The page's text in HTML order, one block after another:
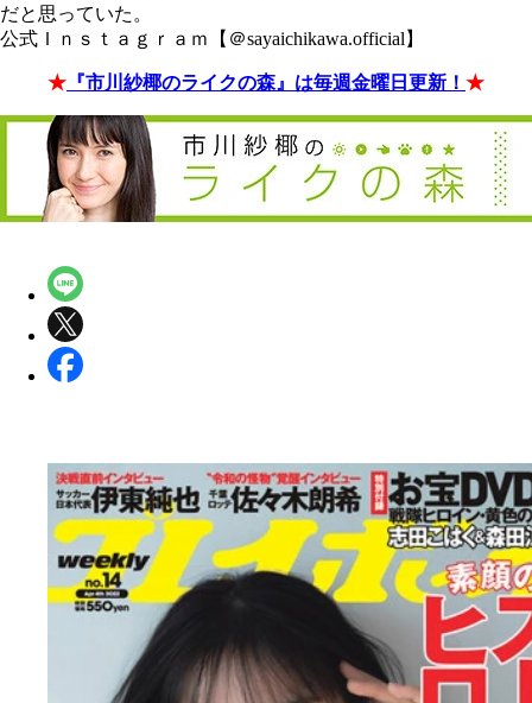
だと思っていた。
公式Ｉｎｓｔａｇｒａｍ【＠sayaichikawa.official】
★ 『市川紗椰のライクの森』は毎週金曜日更新！ ★